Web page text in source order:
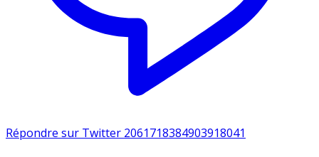
Répondre sur Twitter 2061718384903918041